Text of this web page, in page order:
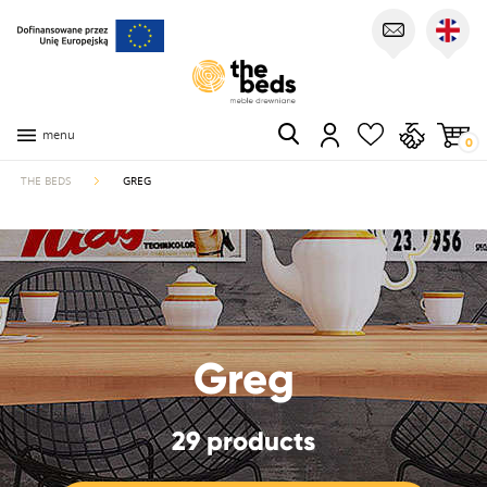
menu 0
THE BEDS GREG
Greg
29 products